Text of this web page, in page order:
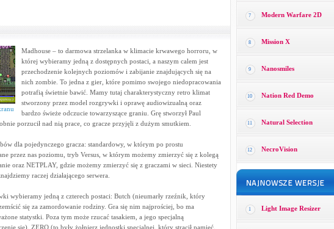
Madhouse – to darmowa strzelanka w klimacie krwawego horroru, w
której wybieramy jedną z dostępnych postaci, a naszym calem jest
przechodzenie kolejnych poziomów i zabijanie znajdujących się na
nich zombie. To jedna z gier, które pomimo swojego niedopracowania
potrafią świetnie bawić. Mamy tutaj charakterystyczny retro klimat
stworzony przez model rozgrywki i oprawę audiowizualną oraz
bardzo świeże odczucie towarzyszące graniu. Grę stworzył Paul
porzucił nad nią prace, co gracze przyjęli z dużym smutkiem.
dla pojedynczego gracza: standardowy, w którym po prostu
przez nas poziomu, tryb Versus, w którym możemy zmierzyć się z kolegą
oraz NETPLAY, gdzie możemy zmierzyć się z graczami w sieci. Niestety
raczej działającego serwera.
wybieramy jedną z czterech postaci: Butch (nieumarły rzeźnik, który
się za zamordowanie rodziny. Gra się nim najprościej, bo ma
statystki. Poza tym może rzucać tasakiem, a jego specjalną
się), ZERO (to były żołnierz jednostki specjalnej, który stracił pamięć.
7 Modern Warfare 2D
8 Mission X
9 Nanosmiles
10 Nation Red Demo
11 Natural Selection
12 NecroVision
1 Light Image Resizer